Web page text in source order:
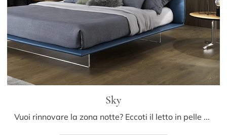
Sky
Vuoi rinnovare la zona notte? Eccoti il letto in pelle Sky di Albani per spazi design.